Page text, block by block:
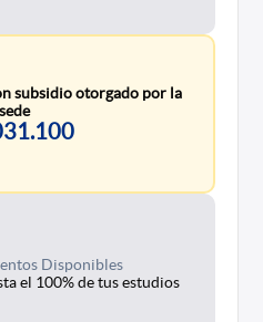
subsidio otorgado por la
sede
Disponibles
el 100% de tus estudios